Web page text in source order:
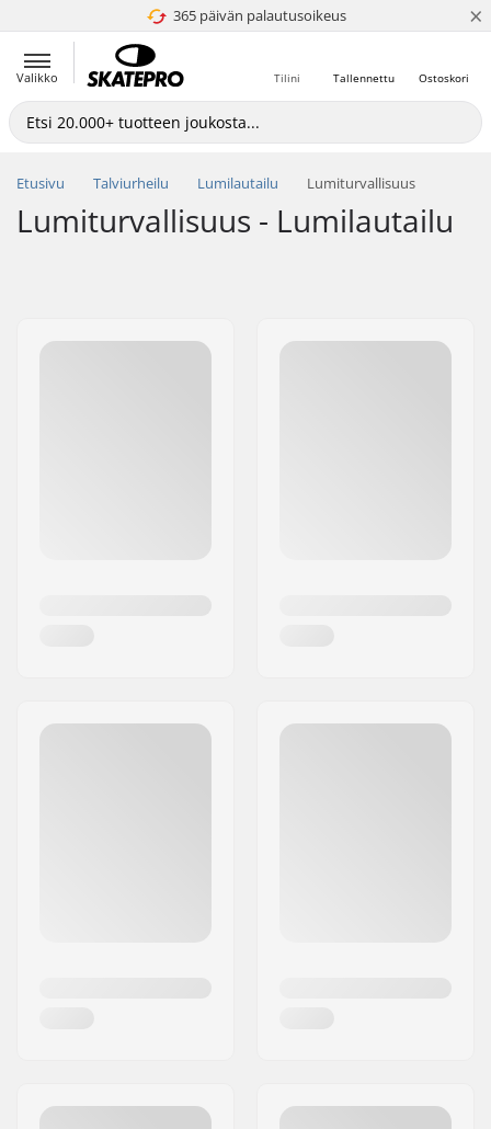
365 päivän palautusoikeus
4.8 / 5 ×
Valikko Ostoskori
Tallennettu
Tilini
Etusivu Talviurheilu Lumilautailu Lumiturvallisuus
Lumiturvallisuus - Lumilautailu